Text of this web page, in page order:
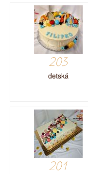
203
detská
201